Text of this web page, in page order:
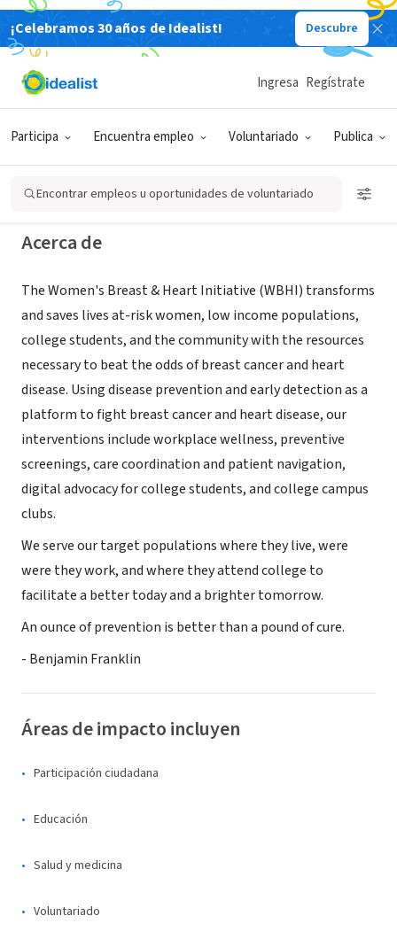
¡Celebramos 30 años de Idealist! Descubre
Participa Encuentra empleo Voluntariado Publica
Ingresa Regístrate
Encontrar empleos u oportunidades de voluntariado
ORGANIZACIÓN SIN FIN DE LUCRO
The Women's Breast & Heart
Initiative, FL Affiliate
Miami, FL| www.flbreasthealth.com
Acerca de
The Women's Breast & Heart Initiative (WBHI) transforms
and saves lives at-risk women, low income populations,
college students, and the community with the resources
necessary to beat the odds of breast cancer and heart
disease. Using disease prevention and early detection as a
platform to fight breast cancer and heart disease, our
interventions include workplace wellness, preventive
screenings, care coordination and patient navigation,
digital advocacy for college students,and college campus
clubs.
We serve our target populations where they live, were
were they work, and where they attend college to
facilitate a better today and a brighter tomorrow.
An ounce of prevention is better than a pound of cure.
- Benjamin Franklin
Áreas de impacto incluyen
Participación ciudadana
Educación
Salud y medicina
Voluntariado